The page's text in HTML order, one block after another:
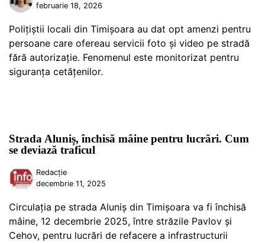
februarie 18, 2026
Polițiștii locali din Timișoara au dat opt amenzi pentru
persoane care ofereau servicii foto și video pe stradă
fără autorizație. Fenomenul este monitorizat pentru
siguranța cetățenilor.
Strada Aluniș, închisă mâine pentru lucrări. Cum
se deviază traficul
Redacție
decembrie 11, 2025
Circulația pe strada Aluniș din Timișoara va fi închisă
mâine, 12 decembrie 2025, între străzile Pavlov și
Cehov, pentru lucrări de refacere a infrastructurii